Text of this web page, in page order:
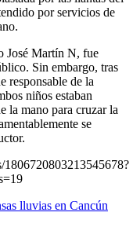
por servicios de
José Martín N, fue
Sin embargo, tras
responsable de la
niños estaban
la mano para cruzar la
se
lluvias en Cancún